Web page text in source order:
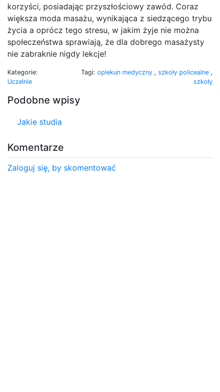
korzyści, posiadając przyszłościowy zawód. Coraz
większa moda masażu, wynikająca z siedzącego trybu
życia a oprócz tego stresu, w jakim żyje nie można
społeczeństwa sprawiają, że dla dobrego masażysty
nie zabraknie nigdy lekcje!
Kategorie:
Uczelnie
Tagi: opiekun medyczny , szkoły policealne ,
szkoły
Podobne wpisy
Jakie studia
Komentarze
Zaloguj się, by skomentować